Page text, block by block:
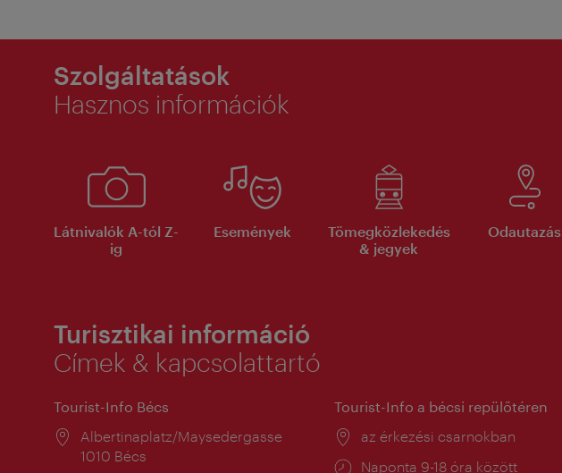
Szolgáltatások
Hasznos információk
Látnivalók A-tól Z-
ig
Események
Tömegközlekedés
& jegyek
Odautazás
Turisztikai információ
Címek & kapcsolattartó
Tourist-Info Bécs
Helyszín:
Albertinaplatz/Maysedergasse
1010 Bécs
Tourist-Info a bécsi repülőtéren
Helyszín:
az érkezési csarnokban
Nyitva
Naponta 9-18 óra között